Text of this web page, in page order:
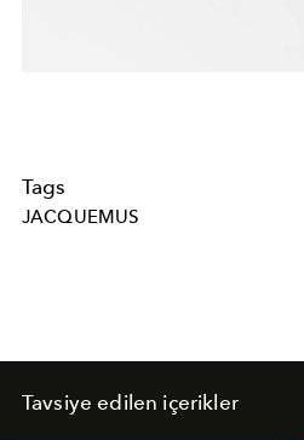
Tags
JACQUEMUS
Tavsiye edilen içerikler